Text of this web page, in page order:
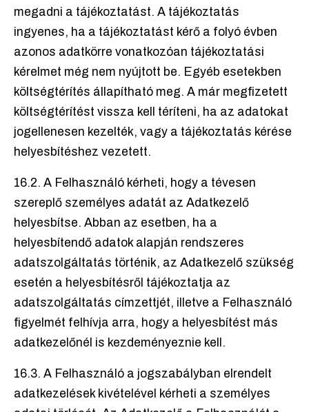
megadni a tájékoztatást. A tájékoztatás
ingyenes, ha a tájékoztatást kérő a folyó évben
azonos adatkörre vonatkozóan tájékoztatási
kérelmet még nem nyújtott be. Egyéb esetekben
költségtérítés állapítható meg. A már megfizetett
költségtérítést vissza kell téríteni, ha az adatokat
jogellenesen kezelték, vagy a tájékoztatás kérése
helyesbítéshez vezetett.
16.2. A Felhasználó kérheti, hogy a tévesen
szereplő személyes adatát az Adatkezelő
helyesbítse. Abban az esetben, ha a
helyesbítendő adatok alapján rendszeres
adatszolgáltatás történik, az Adatkezelő szükség
esetén a helyesbítésről tájékoztatja az
adatszolgáltatás címzettjét, illetve a Felhasználó
figyelmét felhívja arra, hogy a helyesbítést más
adatkezelőnél is kezdeményeznie kell.
16.3. A Felhasználó a jogszabályban elrendelt
adatkezelések kivételével kérheti a személyes